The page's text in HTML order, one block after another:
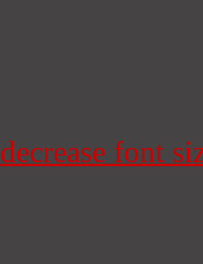
decrease font